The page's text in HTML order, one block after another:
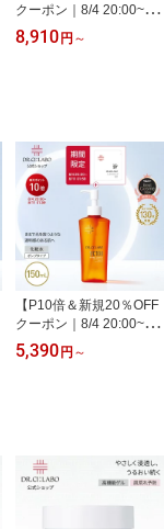
クーポン｜8/4 20:00~8/1
1 1:59】【公式】 VC 10
0 エッセンス ローション
ナイアシンアミド プレゼ
ント ギフト
8,910円 ～
【P10倍＆新規20％OFF
クーポン｜8/4 20:00~8/1
1 1:59】【公式】VC 100
エッセンス ローション E
ケア ギフト プレゼント
5,390円 ～